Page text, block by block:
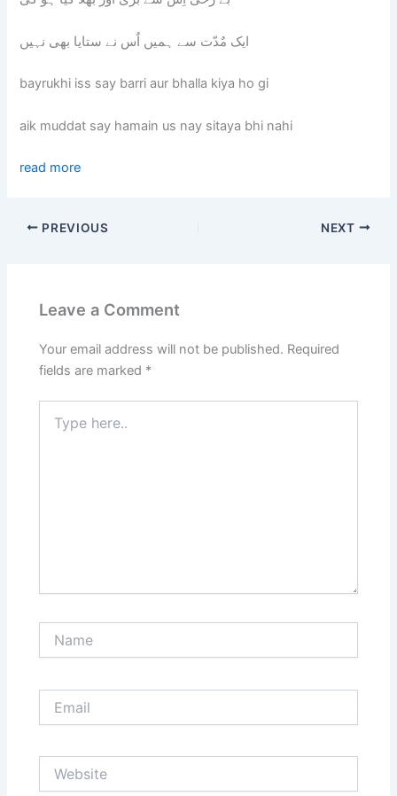
ایک مٌدّت سے ہمیں اٌس نے ستایا بھی نہیں
bayrukhi iss say barri aur bhalla kiya ho gi
aik muddat say hamain us nay sitaya bhi nahi
read more
PREVIOUS NEXT
Leave a Comment
Your email address will not be published. Required
fields are marked *
here..